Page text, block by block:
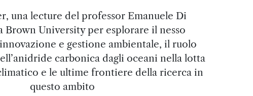
una lecture del professor Emanuele Di
Brown University per esplorare il nesso
e gestione ambientale, il ruolo
carbonica dagli oceani nella lotta
e le ultime frontiere della ricerca in
questo ambito